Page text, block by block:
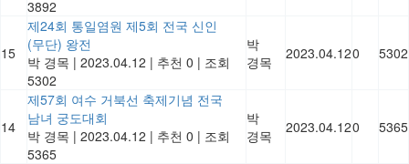
3892
15
제24회 통일염원 제5회 전국 신인
(무단) 왕전
박 경목 | 2023.04.12 | 추천 0 | 조회
5302
박
경목
2023.04.120 5302
14
제57회 여수 거북선 축제기념 전국
남녀 궁도대회
박 경목 | 2023.04.12 | 추천 0 | 조회
5365
박
경목
2023.04.120 5365